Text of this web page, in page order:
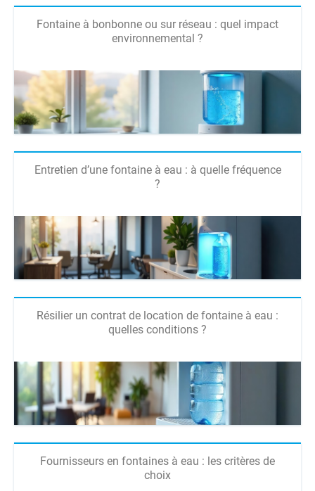
Fontaine à bonbonne ou sur réseau : quel impact
environnemental ?
Entretien d’une fontaine à eau : à quelle fréquence
?
Résilier un contrat de location de fontaine à eau :
quelles conditions ?
Fournisseurs en fontaines à eau : les critères de
choix